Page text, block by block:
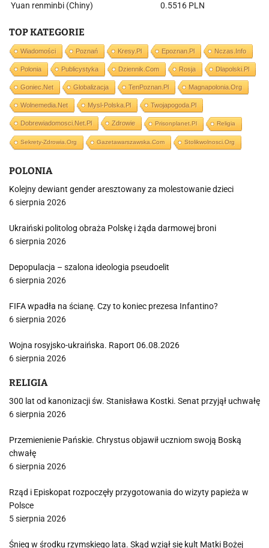
Yuan renminbi (Chiny)
0.5516 PLN
TOP KATEGORIE
Wiadomości Poznań Kresy.pl Epoznan.pl Nczas.info
Polonia Publicystyka Dziennik.com Rosja Dlapolski.pl
Goniec.net Globalizacja TenPoznan.pl Magnapolonia.org
Wolnemedia.net Mysl-Polska.pl Twojapogoda.pl
Dobrewiadomosci.net.pl Zdrowie Prisonplanet.pl Religia
Sekrety-Zdrowia.org Gazetawarszawska.com Stolikwolnosci.org
POLONIA
Kolejny dewiant gender aresztowany za molestowanie dzieci
6 sierpnia 2026
Ukraiński politolog obraża Polskę i żąda darmowej broni
6 sierpnia 2026
Depopulacja – szalona ideologia pseudoelit
6 sierpnia 2026
FIFA wpadła na ścianę. Czy to koniec prezesa Infantino?
6 sierpnia 2026
Wojna rosyjsko-ukraińska. Raport 06.08.2026
6 sierpnia 2026
RELIGIA
300 lat od kanonizacji św. Stanisława Kostki. Senat przyjął uchwałę
6 sierpnia 2026
Przemienienie Pańskie. Chrystus objawił uczniom swoją Boską
chwałę
6 sierpnia 2026
Rząd i Episkopat rozpoczęły przygotowania do wizyty papieża w
Polsce
5 sierpnia 2026
Śnieg w środku rzymskiego lata. Skąd wziął się kult Matki Bożej